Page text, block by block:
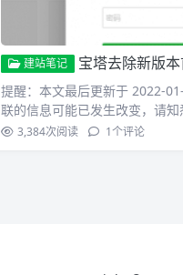
建站笔记 宝塔去除新版本首
提醒：本文最后更新于 2022-
联的信息可能已发生改变，请
3,384次阅读 1个评论